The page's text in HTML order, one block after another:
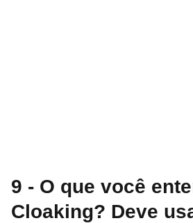
9 - O que você
Cloaking? Deve